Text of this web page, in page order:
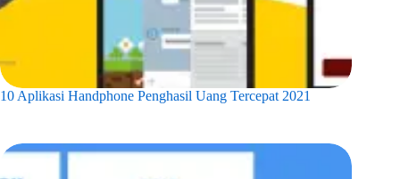
10 Aplikasi Handphone Penghasil Uang Tercepat 2021